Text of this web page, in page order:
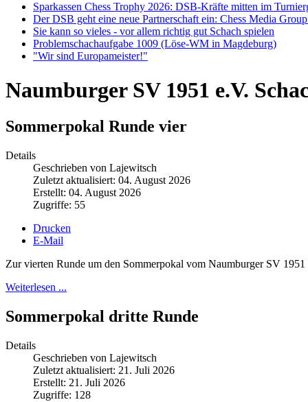
Sparkassen Chess Trophy 2026: DSB-Kräfte mitten im
Der DSB geht eine neue Partnerschaft ein: Chess Media
Sie kann so vieles - vor allem richtig gut Schach spielen
Problemschachaufgabe 1009 (Löse-WM in Magdeburg)
"Wir sind Europameister!"
Naumburger SV 1951 e.V.
Sommerpokal Runde vier
Details
Geschrieben von Lajewitsch
Zuletzt aktualisiert: 04. August 2026
Erstellt: 04. August 2026
Zugriffe: 55
Drucken
E-Mail
Zur vierten Runde um den Sommerpokal vom Naumburger SV
Weiterlesen ...
Sommerpokal dritte Runde
Details
Geschrieben von Lajewitsch
Zuletzt aktualisiert: 21. Juli 2026
Erstellt: 21. Juli 2026
Zugriffe: 128